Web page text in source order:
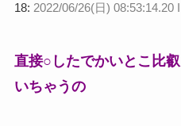
18: 2022/06/26(日) 08:53:14.20
直接○したでかいとこ比
いちゃうの